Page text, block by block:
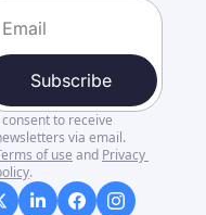
Subscribe
to receive
via email.
of use and Privacy
.